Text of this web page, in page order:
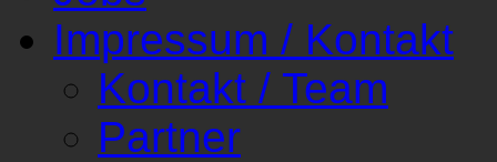
Impressum / Kontakt
Kontakt / Team
Partner